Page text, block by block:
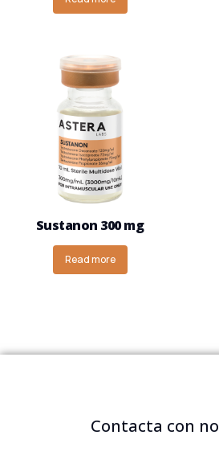
Sustanon 300 mg
Read more
Contacta con